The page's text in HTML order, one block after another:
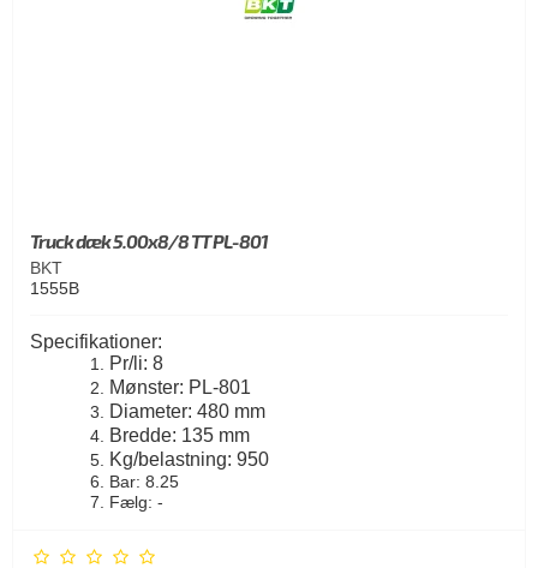
Truck dæk 5.00x8/8 TT PL-801
BKT
1555B
Specifikationer:
Pr/li: 8
Mønster: PL-801
Diameter: 480 mm
Bredde: 135 mm
Kg/belastning: 950
Bar: 8.25
Fælg: -